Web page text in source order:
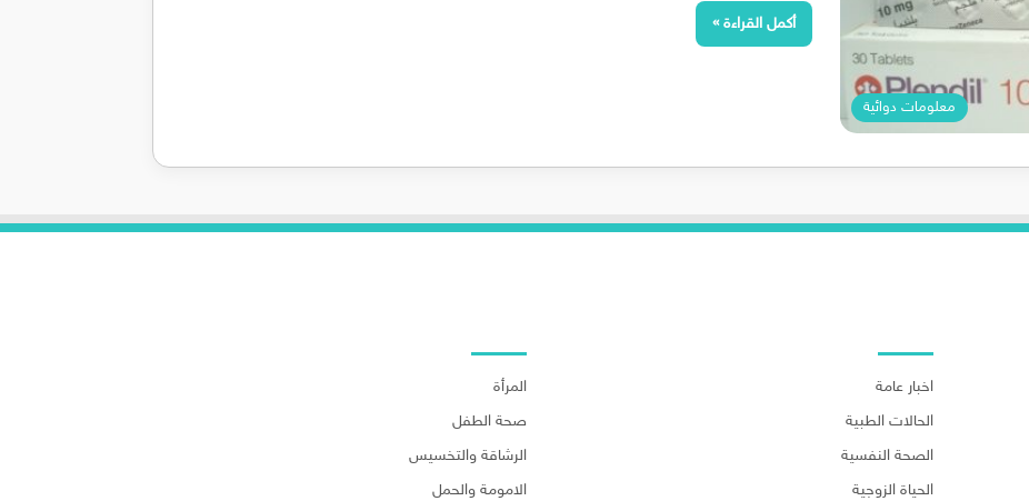
معلومات دوائية
أكمل القراءة »
اخبار عامة
الحالات الطبية
الصحة النفسية
الحياة الزوجية
المرأة
صحة الطفل
الرشاقة والتخسيس
الامومة والحمل